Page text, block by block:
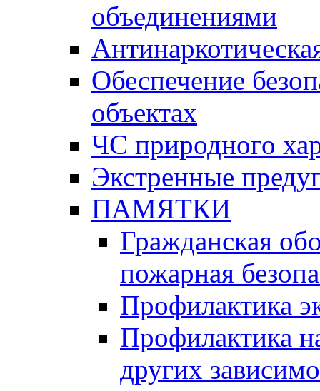
объединениями
Обеспечение
объектах
ЧС природного
Экстренные
ПАМЯТКИ
Гражданская
пожарная
Профилактика
Профилактика
других